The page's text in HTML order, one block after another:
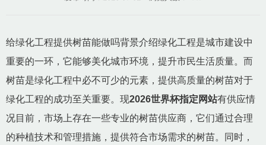
给绿化工程提供树苗能做吗背景介绍绿化工程是城市建设中
重要的一环，它能够美化城市环境，提升市民生活质量。而
树苗是绿化工程中必不可少的元素，提供高质量的树苗对于
绿化工程的成功至关重要。现2026世界杯指定网站有供应情
况目前，市场上存在一些专业的树苗供应商，它们通过合理
的种植技术和管理措施，提供符合市场需求的树苗。同时，